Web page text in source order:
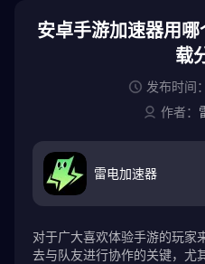
安卓手游加速器用
载
发布时间：
作者：
雷电加速器
对于广大喜欢体验手游的玩家
去与队友进行协作的关键，尤